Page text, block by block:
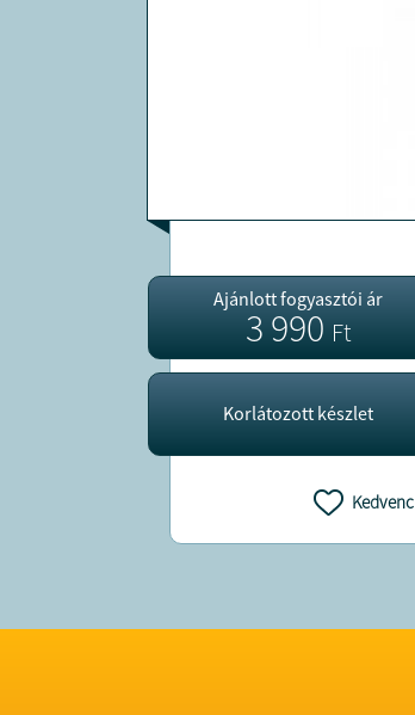
Ajánlott fogyasztói ár
3 990Ft
Korlátozott készlet
Kedvenc